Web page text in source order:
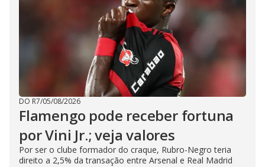
DO R7/05/08/2026
Flamengo pode receber fortuna
por Vini Jr.; veja valores
Por ser o clube formador do craque, Rubro-Negro teria
direito a 2,5% da transação entre Arsenal e Real Madrid